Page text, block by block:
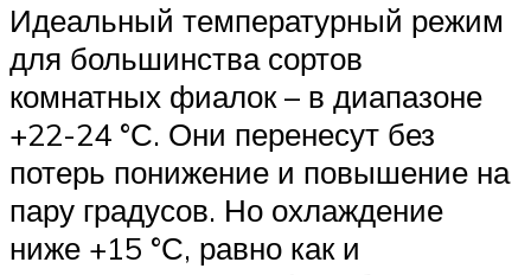
Идеальный температурный режим
для большинства сортов
комнатных фиалок – в диапазоне
+22-24 °С. Они перенесут без
потерь понижение и повышение на
пару градусов. Но охлаждение
ниже +15 °С, равно как и